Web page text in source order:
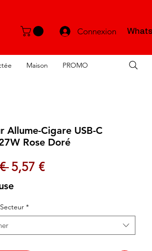
Connexion
Maison PROMO
Allume-Cigare USB-C
Rose Doré
Prix original
5,57 €Prix promotionnel
*